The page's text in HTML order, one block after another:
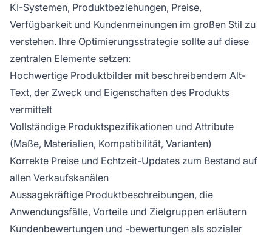
KI-Systemen, Produktbeziehungen, Preise,
Verfügbarkeit und Kundenmeinungen im großen Stil zu
verstehen. Ihre Optimierungsstrategie sollte auf diese
zentralen Elemente setzen:
Hochwertige Produktbilder mit beschreibendem Alt-
Text, der Zweck und Eigenschaften des Produkts
vermittelt
Vollständige Produktspezifikationen und Attribute
(Maße, Materialien, Kompatibilität, Varianten)
Korrekte Preise und Echtzeit-Updates zum Bestand auf
allen Verkaufskanälen
Aussagekräftige Produktbeschreibungen, die
Anwendungsfälle, Vorteile und Zielgruppen erläutern
Kundenbewertungen und -bewertungen als sozialer